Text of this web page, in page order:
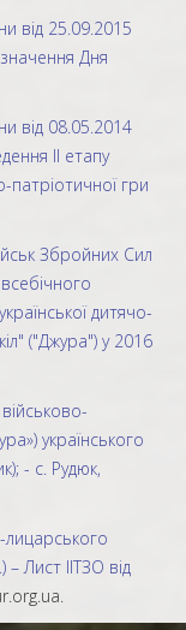
від 25.09.2015
Дня
від 08.05.2014
ІІ етапу
патріотичної гри
Збройних Сил
дитячо-
("Джура") у 2016
українського
- с. Рудюк,
Лист ІІТЗО від